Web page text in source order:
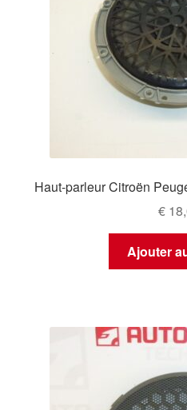
Haut-parleur Citroën
€
Ajouter